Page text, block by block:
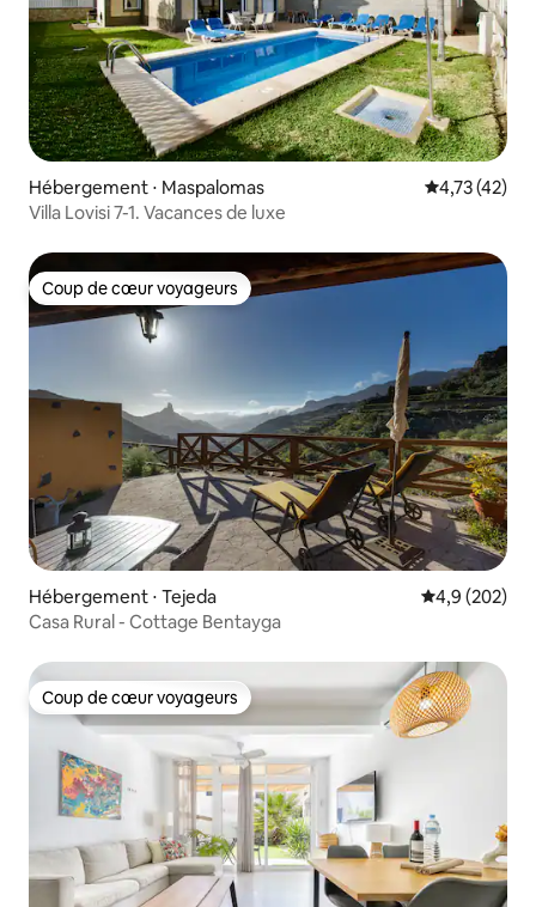
Hébergement ⋅ Maspalomas Évaluation
4,73 (42)
Villa Lovisi 7-1. Vacances de luxe
Coup de cœur voyageurs
Coup de cœur voyageurs
Hébergement ⋅ Tejeda Évaluation
4,9 (202)
Casa Rural - Cottage Bentayga
Coup de cœur voyageurs
Coup de cœur voyageurs